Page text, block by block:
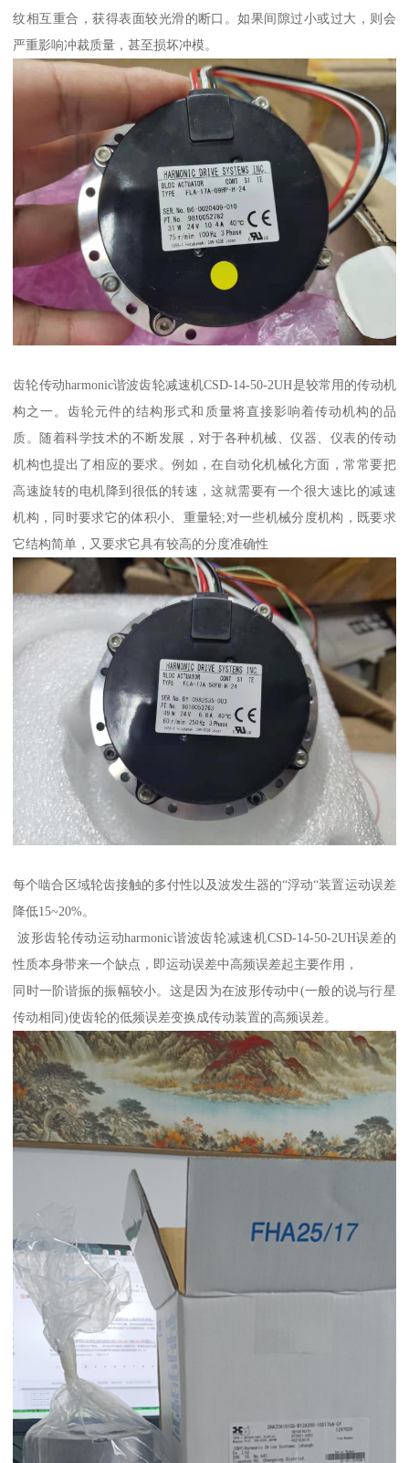
纹相互重合，获得表面较光滑的断口。如果间隙过小或过大，则会
严重影响冲裁质量，甚至损坏冲模。
齿轮传动harmonic谐波齿轮减速机CSD-14-50-2UH是较常用的传动机
构之一。齿轮元件的结构形式和质量将直接影响着传动机构的品
质。随着科学技术的不断发展，对于各种机械、仪器、仪表的传动
机构也提出了相应的要求。例如，在自动化机械化方面，常常要把
高速旋转的电机降到很低的转速，这就需要有一个很大速比的减速
机构，同时要求它的体积小、重量轻;对一些机械分度机构，既要求
它结构简单，又要求它具有较高的分度准确性
每个啮合区域轮齿接触的多付性以及波发生器的“浮动“装置运动误差
降低15~20%。
波形齿轮传动运动harmonic谐波齿轮减速机CSD-14-50-2UH误差的
性质本身带来一个缺点，即运动误差中高频误差起主要作用，
同时一阶谐振的振幅较小。这是因为在波形传动中(一般的说与行星
传动相同)使齿轮的低频误差变换成传动装置的高频误差。